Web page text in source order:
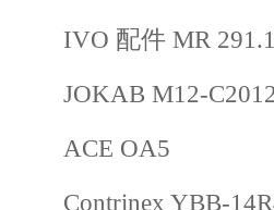
IVO 配件 MR
JOKAB M12-
ACE OA5
Contrinex YBB-